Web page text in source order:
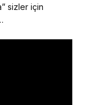
sizler için